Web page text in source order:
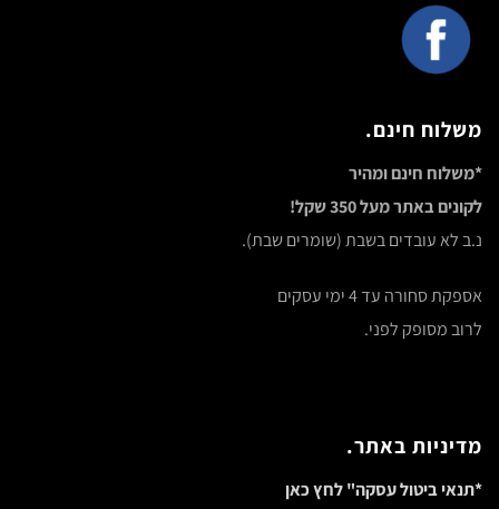
משלוח חינם.
*משלוח חינם ומהיר
לקונים באתר מעל 350 שקל!
נ.ב לא עובדים בשבת (שומרים שבת).
אספקת סחורה עד 4 ימי עסקים
לרוב מסופק לפני.
מדיניות באתר.
*תנאי ביטול עסקה" לחץ כאן